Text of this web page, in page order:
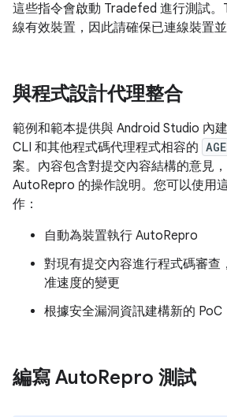
這些指令會啟動 Tradefed 進行測試
線有效裝置，因此請確保已連線裝置並
與程式設計代理整合
範例和範本提供與 Android Studio 內
CLI 和其他程式碼代理程式相容的
案。內容包含對提交內容結構的意見
AutoRepro 的操作說明。您可以使用
作：
自動為裝置執行 AutoRepro
對現有提交內容進行程式碼審查
准速度的變更
根據安全漏洞資訊建構新的 PoC
編寫 AutoRepro 測試